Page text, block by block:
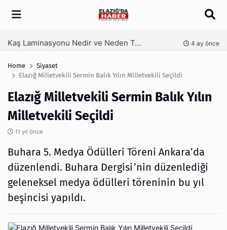
Arama
Kaş Laminasyonu Nedir ve Neden Tercih Edilir? 4 ay önce
Home
Siyaset
Elazığ Milletvekili Sermin Balık Yılın Milletvekili Seçildi
Elazığ Milletvekili Sermin Balık Yılın
Milletvekili Seçildi
11 yıl önce
Buhara 5. Medya Ödülleri Töreni Ankara’da
düzenlendi. Buhara Dergisi’nin düzenlediği
geleneksel medya ödülleri töreninin bu yıl
beşincisi yapıldı.